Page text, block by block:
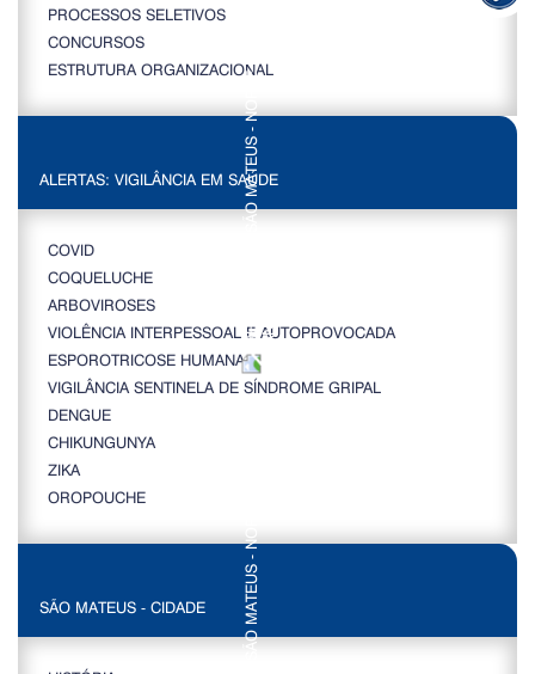
PROCESSOS SELETIVOS
CONCURSOS
ESTRUTURA ORGANIZACIONAL
ALERTAS: VIGILÂNCIA EM SAÚDE
COVID
COQUELUCHE
ARBOVIROSES
VIOLÊNCIA INTERPESSOAL E AUTOPROVOCADA
ESPOROTRICOSE HUMANA
VIGILÂNCIA SENTINELA DE SÍNDROME GRIPAL
DENGUE
CHIKUNGUNYA
ZIKA
OROPOUCHE
SÃO MATEUS - CIDADE